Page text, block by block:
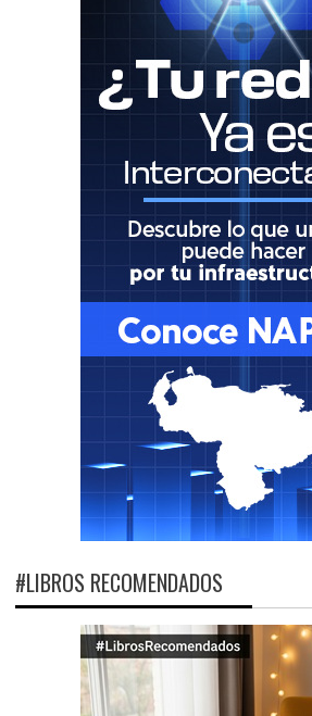
#LIBROS RECOMENDADOS